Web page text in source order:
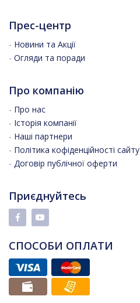
Прес-центр
- Новини та Акції
- Огляди та поради
Про компанію
- Про нас
- Історія компанії
- Наші партнери
- Політика кофіденційності сайту
- Договір публічної оферти
Приєднуйтесь
СПОСОБИ ОПЛАТИ